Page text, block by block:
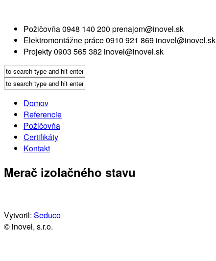
Požičovňa0948 140 200 prenajom@inovel.sk
Elektromontážne práce0910 921 869 inovel@inovel.sk
Projekty0903 565 382 inovel@inovel.sk
Domov
Referencie
Požičovňa
Certifikáty
Kontakt
Merač izolačného stavu
Vytvoril: Seduco
© inovel, s.r.o.